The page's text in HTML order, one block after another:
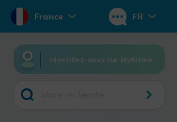
France FR
Identifiez-vous sur MyRitme